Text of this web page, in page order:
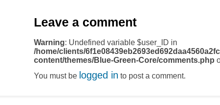
Leave a comment
Warning: Undefined variable $user_ID in
/home/clients/
content/themes/Blue-Green-Core/comments.php
You must be logged in to post a comment.